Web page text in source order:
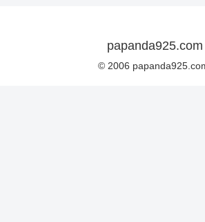
papanda925.com
© 2006